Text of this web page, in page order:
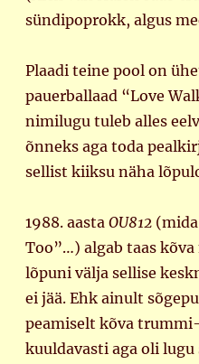
sündipoprokk, algus
Plaadi teine pool on
pauerballaad “Love
nimilugu tuleb alles
õnneks aga toda
sellist kiiksu näha
1988. aasta OU812(mida
Too”…) algab taas
lõpuni välja sellise
ei jää. Ehk ainult
peamiselt kõva
kuuldavasti aga oli